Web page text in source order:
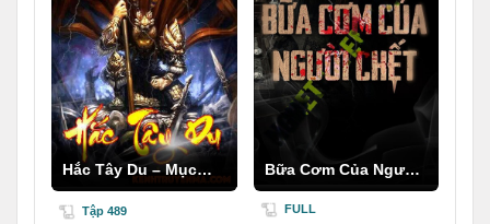
Hắc Tây Du – Mục
Thần Ký
Tập 489
Bữa Cơm Của Người
C.hết
FULL